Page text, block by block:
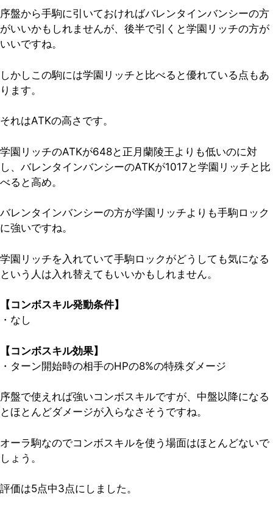
序盤から手駒に引いておければバレンタインバンシーの方
がいいかもしれませんが、後半で引くと学園リッチの方が
いいですね。
しかしこの駒には学園リッチと比べると優れている点もあ
ります。
それはATKの高さです。
学園リッチのATKが648と正月蘭陵王よりも低いのに対
し、バレンタインバンシーのATKが1017と学園リッチと比
べると高め。
バレンタインバンシーの方が学園リッチよりも手駒ロック
に強いですね。
学園リッチを入れていて手駒ロックがどうしても気になる
という人は入れ替えてもいいかもしれません。
【コンボスキル発動条件】
・なし
【コンボスキル効果】
・ターン開始時の相手のHPの8%の特殊ダメージ
序盤で使えれば強いコンボスキルですが、中盤以降になる
とほとんどダメージが入らなさそうですね。
オーラ駒なのでコンボスキルを使う場面はほとんどないで
しょう。
評価は5点中3点にしました。